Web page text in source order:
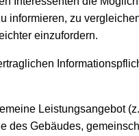
informieren, zu
einzufordern.
Leistungsangebot
des Gebäudes,